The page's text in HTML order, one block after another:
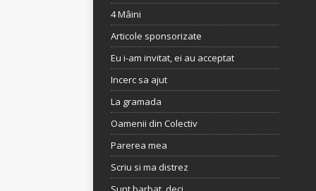
4 Mâini
Articole sponsorizate
Eu i-am invitat, ei au acceptat
Incerc sa ajut
La gramada
Oamenii din Colectiv
Parerea mea
Scriu si ma distrez